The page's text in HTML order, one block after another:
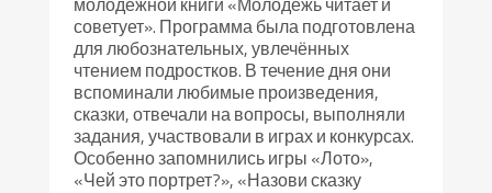
советует». Программа была подготовлена
для любознательных, увлечённых
чтением подростков. В течение дня они
вспоминали любимые произведения,
сказки, отвечали на вопросы, выполняли
задания, участвовали в играх и конкурсах.
Особенно запомнились игры «Лото»,
«Чей это портрет?», «Назови сказку